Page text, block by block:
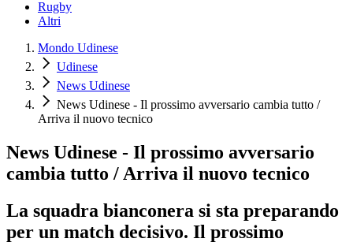
Rugby
Altri
Mondo Udinese
Udinese
News Udinese
News Udinese - Il prossimo avversario cambia tutto /
Arriva il nuovo tecnico
News Udinese - Il prossimo avversario
cambia tutto / Arriva il nuovo tecnico
La squadra bianconera si sta preparando
per un match decisivo. Il prossimo